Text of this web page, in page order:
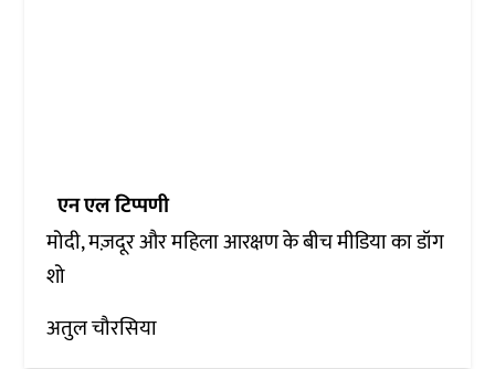
एन एल टिप्पणी
मोदी, मज़दूर और महिला आरक्षण के बीच मीडिया का डॉग
शो
अतुल चौरसिया